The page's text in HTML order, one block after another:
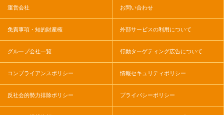
運営会社 お問い合わせ
免責事項・知的財産権 外部サービスの利用について
グループ会社一覧 行動ターゲティング広告について
コンプライアンスポリシー 情報セキュリティポリシー
反社会的勢力排除ポリシー プライバシーポリシー